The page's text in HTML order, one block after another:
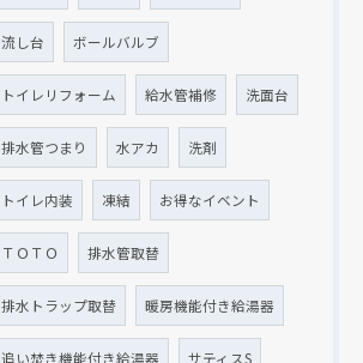
流し台 ボールバルブ
トイレリフォーム 給水管補修 洗面台
排水管つまり 水アカ 洗剤
トイレ内装 凍結 お得なイベント
ＴＯＴＯ 排水管取替
排水トラップ取替 暖房機能付き給湯器
追い焚き機能付き給湯器 サティスS